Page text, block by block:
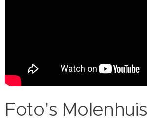
Foto's Molenhuis